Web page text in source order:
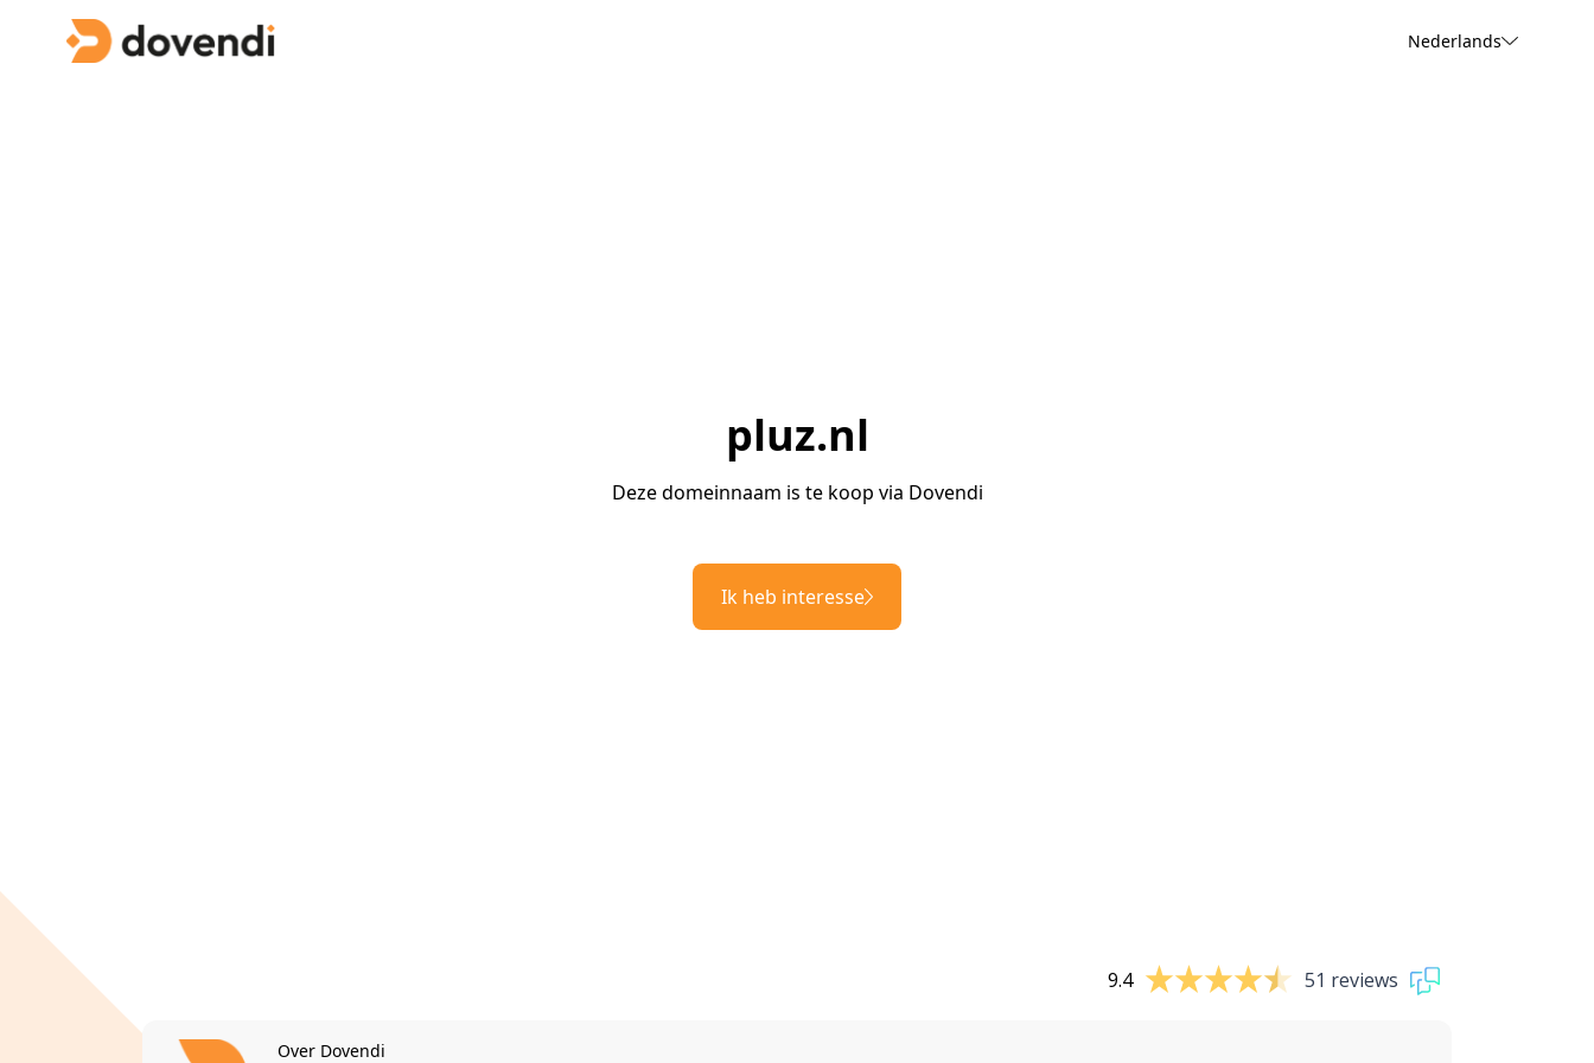
Nederlands
pluz.nl
Deze domeinnaam is te koop via Dovendi
Ik heb interesse
9.4 51 reviews
Over Dovendi